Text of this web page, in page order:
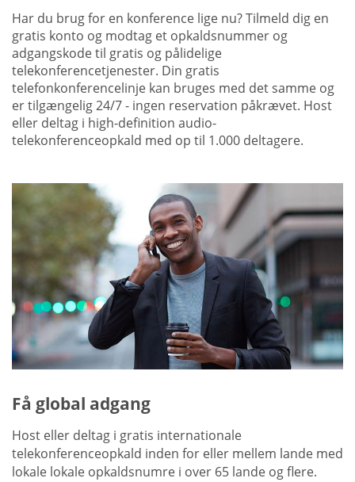
Har du brug for en konference lige nu? Tilmeld dig en
gratis konto og modtag et opkaldsnummer og
adgangskode til gratis og pålidelige
telekonferencetjenester. Din gratis
telefonkonferencelinje kan bruges med det samme og
er tilgængelig 24/7 - ingen reservation påkrævet. Host
eller deltag i high-definition audio-
telekonferenceopkald med op til 1.000 deltagere.
Få global adgang
Host eller deltag i gratis internationale
telekonferenceopkald inden for eller mellem lande med
lokale lokale opkaldsnumre i over 65 lande og flere.